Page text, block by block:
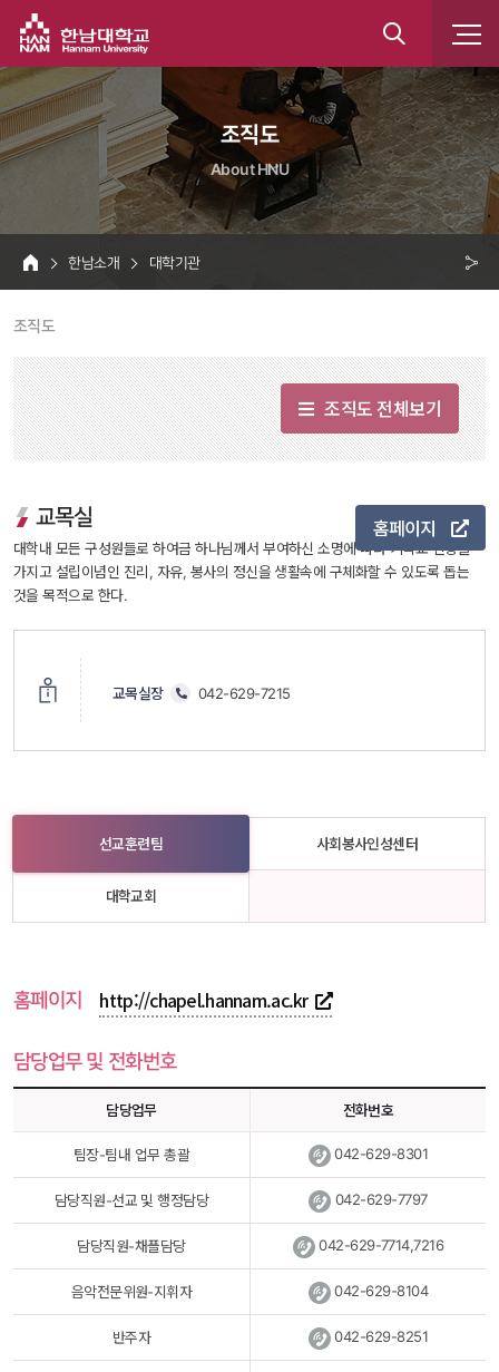
통
합
검
색
조직도
About HNU
HOME
한남소개 대학기관
유
조직도
조직도 전체보기
교목실 홈페이지
대학내 모든 구성원들로 하여금 하나님께서 부여하신 소명에 따라 기독교 신앙을
가지고 설립이념인 진리, 자유, 봉사의 정신을 생활속에 구체화할 수 있도록 돕는
것을 목적으로 한다.
교목실장 042-629-7215
선교훈련팀 사회봉사인성센터
대학교회
홈페이지 http://chapel.hannam.ac.kr
담당업무 및 전화번호
담당업무 전화번호
팀장-팀내 업무 총괄 042-629-8301
담당직원-선교 및 행정담당 042-629-7797
담당직원-채플담당 042-629-7714,7216
음악전문위원-지휘자 042-629-8104
반주자 042-629-8251